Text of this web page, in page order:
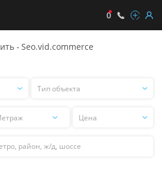
0
- Seo.vid.commerce
Тип
Тип объекта
Цена
Цена